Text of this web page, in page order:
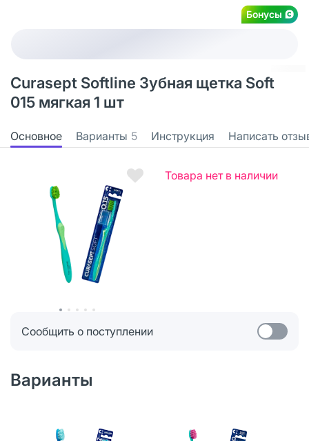
Бонусы
Curasept Softline Зубная щетка Soft
015 мягкая 1 шт
Основное Варианты 5 Инструкция Написать
Товара нет в наличии
Сообщить о поступлении
Варианты